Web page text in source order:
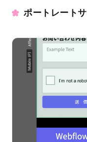
ポートレート